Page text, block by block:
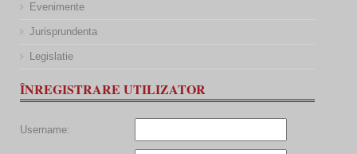
Evenimente
Jurisprundenta
Legislatie
ÎNREGISTRARE UTILIZATOR
Username: